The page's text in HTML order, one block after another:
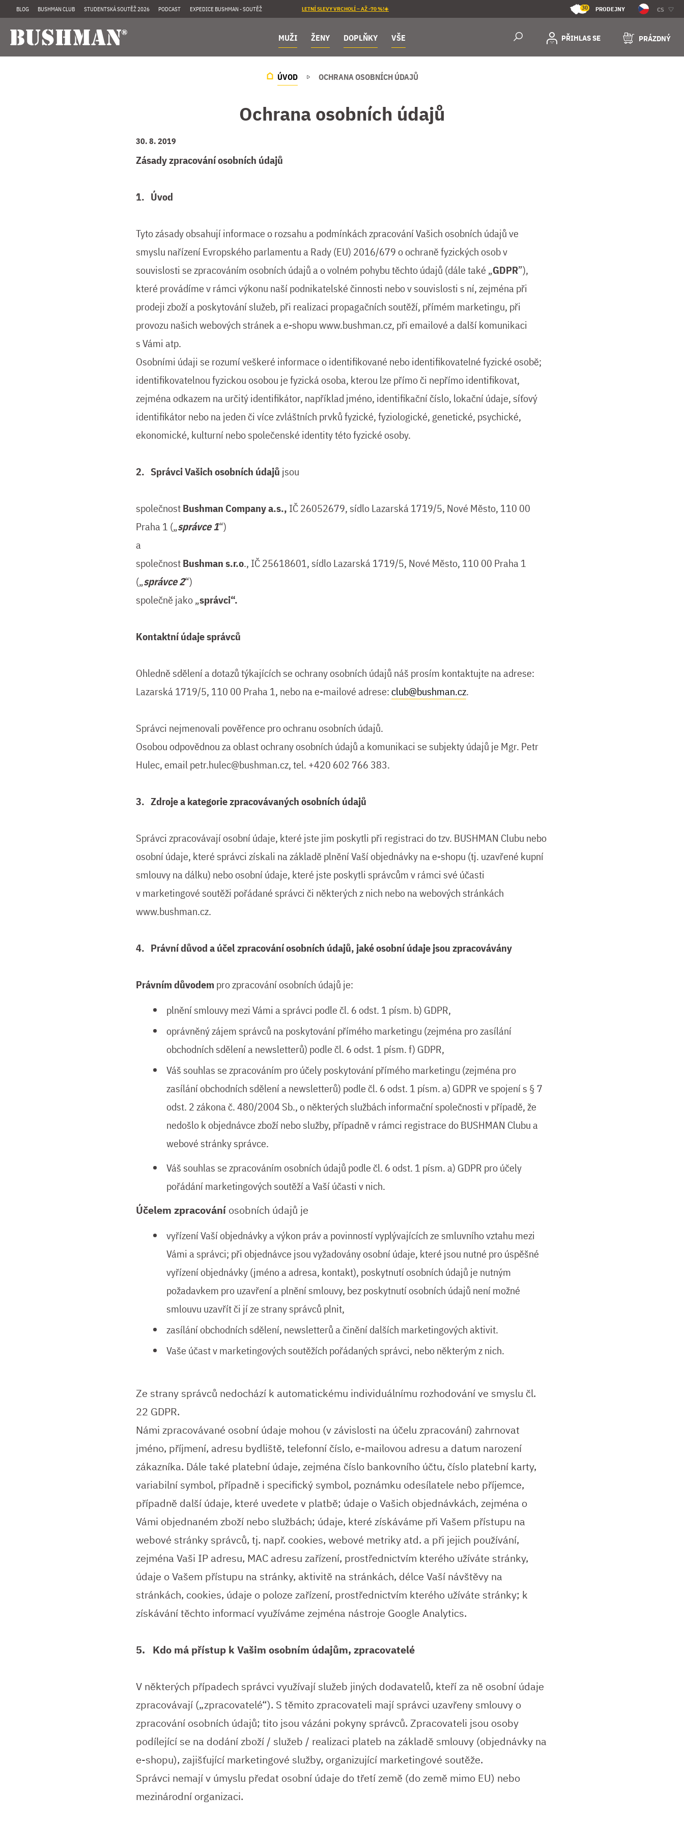
BLOG BUSHMAN CLUB STUDENTSKÁ SOUTĚŽ 2026 PODCAST EXPEDICE BUSHMAN - SOUTĚŽ LETNÍ SLEVY VRCHOLÍ – AŽ -70 %!☀️ 30 PRODEJNY CS
MUŽI ŽENY DOPLŇKY VŠE PŘIHLAS SE PRÁZDNÝ
ÚVOD OCHRANA OSOBNÍCH ÚDAJŮ
Ochrana osobních údajů
30. 8. 2019
Zásady zpracování osobních údajů
1. Úvod
Tyto zásady obsahují informace o rozsahu a podmínkách zpracování Vašich osobních údajů ve
smyslu nařízení Evropského parlamentu a Rady (EU) 2016/679 o ochraně fyzických osob v
souvislosti se zpracováním osobních údajů a o volném pohybu těchto údajů (dále také „GDPR”),
které provádíme v rámci výkonu naší podnikatelské činnosti nebo v souvislosti s ní, zejména při
prodeji zboží a poskytování služeb, při realizaci propagačních soutěží, přímém marketingu, při
provozu našich webových stránek a e-shopu www.bushman.cz, při emailové a další komunikaci
s Vámi atp.
Osobními údaji se rozumí veškeré informace o identifikované nebo identifikovatelné fyzické osobě;
identifikovatelnou fyzickou osobou je fyzická osoba, kterou lze přímo či nepřímo identifikovat,
zejména odkazem na určitý identifikátor, například jméno, identifikační číslo, lokační údaje, síťový
identifikátor nebo na jeden či více zvláštních prvků fyzické, fyziologické, genetické, psychické,
ekonomické, kulturní nebo společenské identity této fyzické osoby.
2. Správci Vašich osobních údajů jsou
společnostBushman Company a.s., IČ 26052679, sídlo Lazarská 1719/5, Nové Město, 110 00
Praha 1 („správce 1“)
a
společnostBushman s.r.o., IČ 25618601, sídlo Lazarská 1719/5, Nové Město, 110 00 Praha 1
(„správce 2“)
společně jako „správci“.
Kontaktní údaje správců
Ohledně sdělení a dotazů týkajících se ochrany osobních údajů náš prosím kontaktujte na adrese:
Lazarská 1719/5, 110 00 Praha 1, nebo na e-mailové adrese:club@bushman.cz.
Správci nejmenovali pověřence pro ochranu osobních údajů.
Osobou odpovědnou za oblast ochrany osobních údajů a komunikaci se subjekty údajů je Mgr. Petr
Hulec, emailpetr.hulec@bushman.cz, tel. +420 602 766 383.
3. Zdroje a kategorie zpracovávaných osobních údajů
Správci zpracovávají osobní údaje, které jste jim poskytli při registraci do tzv. BUSHMAN Clubu nebo
osobní údaje, které správci získali na základě plnění Vaší objednávky na e-shopu (tj. uzavřené kupní
smlouvy na dálku) nebo osobní údaje, které jste poskytli správcům v rámci své účasti
v marketingové soutěži pořádané správci či některých z nich nebo na webových stránkách
www.bushman.cz.
4. Právní důvod a účel zpracování osobních údajů, jaké osobní údaje jsou zpracovávány
Právním důvodem pro zpracování osobních údajů je:
plnění smlouvy mezi Vámi a správci podle čl. 6 odst. 1 písm. b) GDPR,
oprávněný zájem správců na poskytování přímého marketingu (zejména pro zasílání
obchodních sdělení a newsletterů) podle čl. 6 odst. 1 písm. f) GDPR,
Váš souhlas se zpracováním pro účely poskytování přímého marketingu (zejména pro
zasílání obchodních sdělení a newsletterů) podle čl. 6 odst. 1 písm. a) GDPR ve spojení s § 7
odst. 2 zákona č. 480/2004 Sb., o některých službách informační společnosti v případě, že
nedošlo k objednávce zboží nebo služby, případně v rámci registrace do BUSHMAN Clubu a
webové stránky správce.
Váš souhlas se zpracováním osobních údajů podle čl. 6 odst. 1 písm. a) GDPR pro účely
pořádání marketingových soutěží a Vaší účasti v nich.
Účelem zpracování osobních údajů je
vyřízení Vaší objednávky a výkon práv a povinností vyplývajících ze smluvního vztahu mezi
Vámi a správci; při objednávce jsou vyžadovány osobní údaje, které jsou nutné pro úspěšné
vyřízení objednávky (jméno a adresa, kontakt), poskytnutí osobních údajů je nutným
požadavkem pro uzavření a plnění smlouvy, bez poskytnutí osobních údajů není možné
smlouvu uzavřít či jí ze strany správců plnit,
zasílání obchodních sdělení, newsletterů a činění dalších marketingových aktivit.
Vaše účast v marketingových soutěžích pořádaných správci, nebo některým z nich.
Ze strany správců nedochází k automatickému individuálnímu rozhodování ve smyslu čl.
22 GDPR.
Námi zpracovávané osobní údaje mohou (v závislosti na účelu zpracování) zahrnovat
jméno, příjmení, adresu bydliště, telefonní číslo, e-mailovou adresu a datum narození
zákazníka. Dále také platební údaje, zejména číslo bankovního účtu, číslo platební karty,
variabilní symbol, případně i specifický symbol, poznámku odesílatele nebo příjemce,
případně další údaje, které uvedete v platbě; údaje o Vašich objednávkách, zejména o
Vámi objednaném zboží nebo službách; údaje, které získáváme při Vašem přístupu na
webové stránky správců, tj. např. cookies, webové metriky atd. a při jejich používání,
zejména Vaši IP adresu, MAC adresu zařízení, prostřednictvím kterého užíváte stránky,
údaje o Vašem přístupu na stránky, aktivitě na stránkách, délce Vaší návštěvy na
stránkách, cookies, údaje o poloze zařízení, prostřednictvím kterého užíváte stránky; k
získávání těchto informací využíváme zejména nástroje Google Analytics.
5. Kdo má přístup k Vašim osobním údajům, zpracovatelé
V některých případech správci využívají služeb jiných dodavatelů, kteří za ně osobní údaje
zpracovávají („zpracovatelé“). S těmito zpracovateli mají správci uzavřeny smlouvy o
zpracování osobních údajů; tito jsou vázáni pokyny správců. Zpracovateli jsou osoby
podílející se na dodání zboží / služeb / realizaci plateb na základě smlouvy (objednávky na
e-shopu), zajišťující marketingové služby, organizující marketingové soutěže.
Správci nemají v úmyslu předat osobní údaje do třetí země (do země mimo EU) nebo
mezinárodní organizaci.